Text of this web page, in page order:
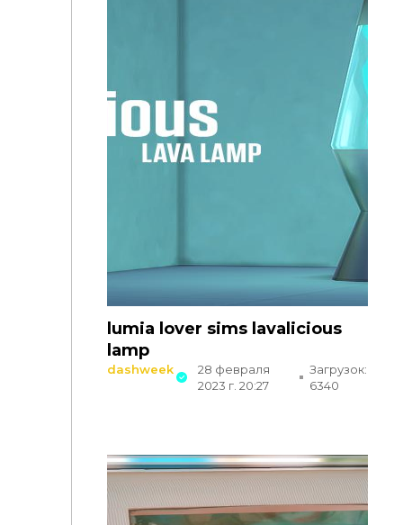
lumia lover sims lavalicious
lamp
dashweek
28 февраля
2023 г. 20:27
Загрузок:
6340